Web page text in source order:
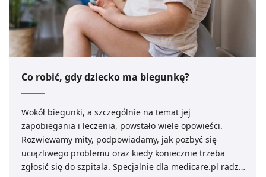
Co robić, gdy dziecko ma biegunkę?
Wokół biegunki, a szczególnie na temat jej
zapobiegania i leczenia, powstało wiele opowieści.
Rozwiewamy mity, podpowiadamy, jak pozbyć się
uciążliwego problemu oraz kiedy koniecznie trzeba
zgłosić się do szpitala. Specjalnie dla medicare.pl radzi